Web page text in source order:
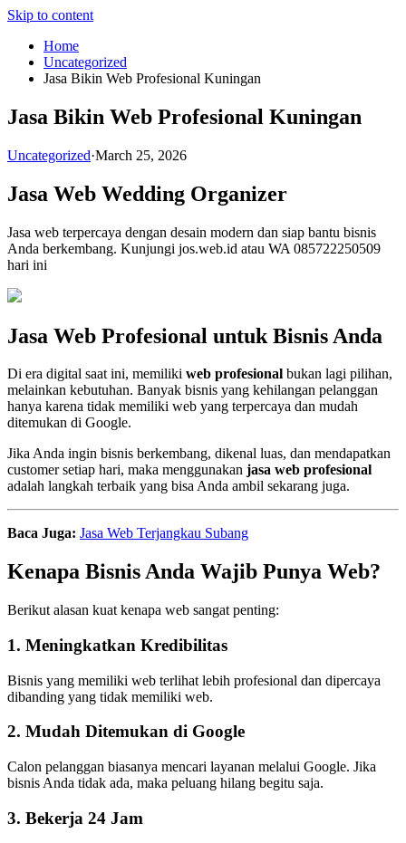
Skip to content
Home
Uncategorized
Jasa Bikin Web Profesional Kuningan
Jasa Bikin Web Profesional Kuningan
Uncategorized·March 25, 2026
Jasa Web Wedding Organizer
Jasa web terpercaya dengan desain modern dan siap bantu bisnis
Anda berkembang. Kunjungi jos.web.id atau WA 085722250509
hari ini
Jasa Web Profesional untuk Bisnis Anda
Di era digital saat ini, memiliki web profesional bukan lagi pilihan,
melainkan kebutuhan. Banyak bisnis yang kehilangan pelanggan
hanya karena tidak memiliki web yang terpercaya dan mudah
ditemukan di Google.
Jika Anda ingin bisnis berkembang, dikenal luas, dan mendapatkan
customer setiap hari, maka menggunakan jasa web profesional
adalah langkah terbaik yang bisa Anda ambil sekarang juga.
Baca Juga: Jasa Web Terjangkau Subang
Kenapa Bisnis Anda Wajib Punya Web?
Berikut alasan kuat kenapa web sangat penting:
1. Meningkatkan Kredibilitas
Bisnis yang memiliki web terlihat lebih profesional dan dipercaya
dibanding yang tidak memiliki web.
2. Mudah Ditemukan di Google
Calon pelanggan biasanya mencari layanan melalui Google. Jika
bisnis Anda tidak ada, maka peluang hilang begitu saja.
3. Bekerja 24 Jam